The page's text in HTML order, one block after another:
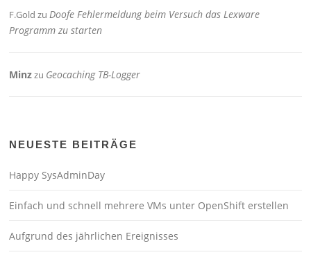
F.Gold zuDoofe Fehlermeldung beim Versuch das Lexware
Programm zu starten
Minzzu Geocaching TB-Logger
NEUESTE BEITRÄGE
Happy SysAdminDay
Einfach und schnell mehrere VMs unter OpenShift erstellen
Aufgrund des jährlichen Ereignisses